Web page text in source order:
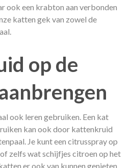
ook een krabton aan verbonden
katten gek van zowel de
op de
ook leren gebruiken. Een kat
kan ook door kattenkruid
Je kunt een citrusspray op
zelfs wat schijfjes citroen op het
er ook van kunnen genieten